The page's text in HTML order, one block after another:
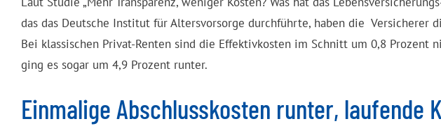
das das Deutsche Institut für Altersvorsorge durchführte, haben die Versicherer
Bei klassischen Privat-Renten sind die Effektivkosten im Schnitt um 0,8 Prozent
ging es sogar um 4,9 Prozent runter.
Einmalige Abschlusskosten runter, laufende